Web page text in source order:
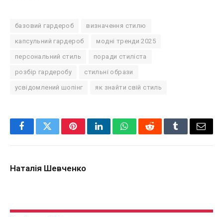
базовий гардероб визначення стилю
капсульний гардероб модні тренди 2025
персональний стиль поради стиліста
розбір гардеробу стильні образи
усвідомлений шопінг як знайти свій стиль
FacebookTwitterPinterestLinkedInWhatsAppRedditTumblrEmail
Наталія Шевченко